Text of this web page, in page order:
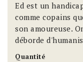
Ed est un
comme copains
son amoureuse.
déborde
Quantité